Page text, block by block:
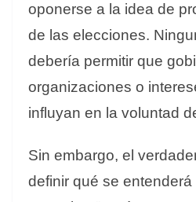
oponerse a la idea de
de las elecciones.
debería permitir que
organizaciones o
influyan en la voluntad
Sin embargo, el
definir qué se entenderá